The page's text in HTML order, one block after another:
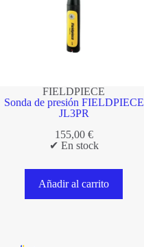
FIELDPIECE
Sonda de presión FIELDPIECE
JL3PR
155,00 €
✔ En stock
Añadir al carrito